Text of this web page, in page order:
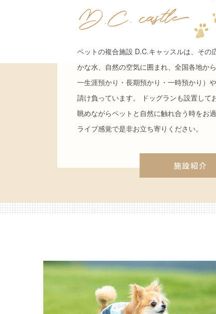
ペットの複合施設 D.C.キャッスルは、その
かな水、自然の空気に囲まれ、全国各地か
一生涯預かり・長期預かり・一時預かり）
請け負っています。 ドッグランも設置して
眺めながらペットと自然に触れ合う時をお
ライブ感覚で是非お立ち寄りください。
施設紹介